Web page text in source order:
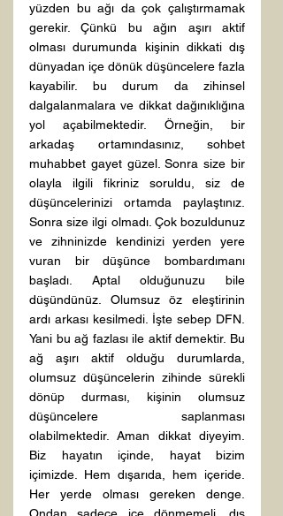
yüzden bu ağı da çok çalıştırmamak
gerekir. Çünkü bu ağın aşırı aktif
olması durumunda kişinin dikkati dış
dünyadan içe dönük düşüncelere fazla
kayabilir. bu durum da zihinsel
dalgalanmalara ve dikkat dağınıklığına
yol açabilmektedir. Örneğin, bir
arkadaş ortamındasınız, sohbet
muhabbet gayet güzel. Sonra size bir
olayla ilgili fikriniz soruldu, siz de
düşüncelerinizi ortamda paylaştınız.
Sonra size ilgi olmadı. Çok bozuldunuz
ve zihninizde kendinizi yerden yere
vuran bir düşünce bombardımanı
başladı. Aptal olduğunuzu bile
düşündünüz. Olumsuz öz eleştirinin
ardı arkası kesilmedi. İşte sebep DFN.
Yani bu ağ fazlası ile aktif demektir. Bu
ağ aşırı aktif olduğu durumlarda,
olumsuz düşüncelerin zihinde sürekli
dönüp durması, kişinin olumsuz
düşüncelere saplanması
olabilmektedir. Aman dikkat diyeyim.
Biz hayatın içinde, hayat bizim
içimizde. Hem dışarıda, hem içeride.
Her yerde olması gereken denge.